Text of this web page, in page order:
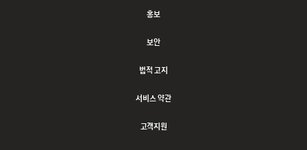
홍보
보안
법적 고지
서비스 약관
고객지원